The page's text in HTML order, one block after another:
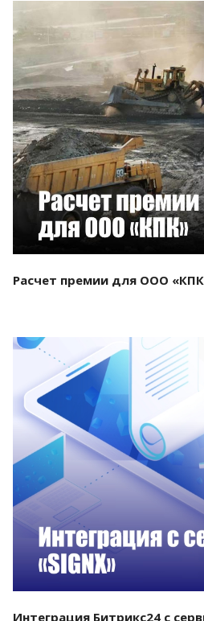
Смотреть
Расчет премии для ООО
Смотреть
Интеграция Битрикс24 с